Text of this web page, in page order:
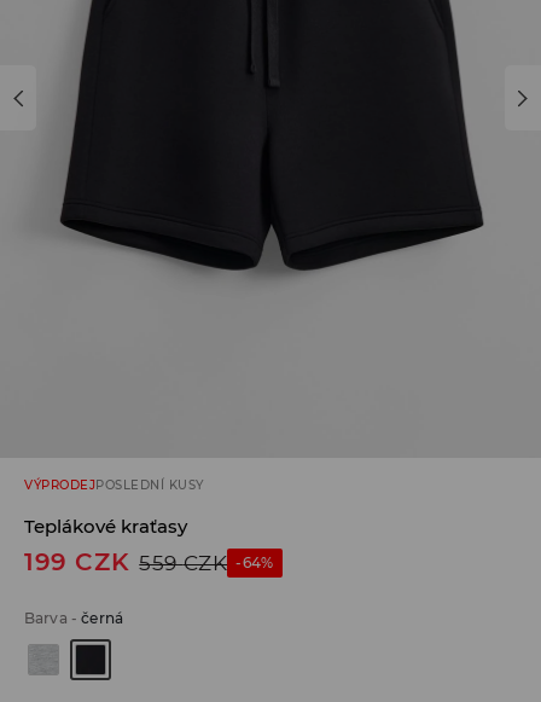
VÝPRODEJ POSLEDNÍ KUSY
Teplákové kraťasy
199 CZK 559 CZK -64%
Barva -černá